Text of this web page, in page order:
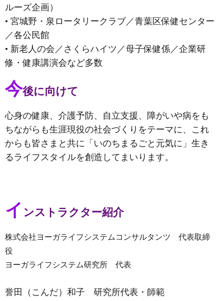
ルーズ企画）
• 宮城野・泉ロータリークラブ／青葉区保健センター
／各公民館
• 新老人の会／さくらハイツ／母子保健係／企業研
修・健康講演会など多数
今後に向けて
心身の健康、介護予防、自立支援、障がいや病をも
ちながらも生涯現役の社会づくりをテーマに、これ
からも皆さまと共に「いのちまるごと元気に」生き
るライフスタイルを創造してまいります。
イ ンストラクター紹介
株式会社ヨーガライフシステムコンサルタンツ 代表取締
役
ヨーガライフシステム研究所 代表
誉田（こんだ）和子 研究所代表・師範